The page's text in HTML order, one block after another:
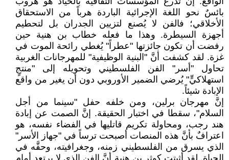
بائسٌ نحو اللغة الإجرائية الباردة هرباً من الاستحقاق
الأخلاقي؛ فالفن لا يُصنع لتزيين الجدران بل لتحطيم
أجهزة السيطرة. وهذا ما فعله خطاب بن هنية حين
رفضت أن تكون جائزتها "عطراً" يُغطي رائحة الموت في
غزة. لقد كشفت أنَّ "البنية الوظيفية" للمهرجانات الغربية
تحاول "أسر" الفن الفلسطيني وتحويله إلى "منتجٍ
استهلاكيٍّ" يُرضي الضمير الأوروبي دون أن يغير من واقع
الإبادة شيئاً.
إنَّ مهرجان برلين، ومن خلفه حفل "سينما من أجل
السلام"، سقطا في اختبار الحقيقة. إنَّ الصمت عن إبادة
هند رجب، ومحاولة تكريم قاتليها في الفضاء نفسه، هو
اعترافٌ بأنَّ هذه المنصات أصبحت ترساً في "جهاز الأسر"
الذي يسرق من الفلسطيني زمنه، وجغرافيته، وحقَّه في